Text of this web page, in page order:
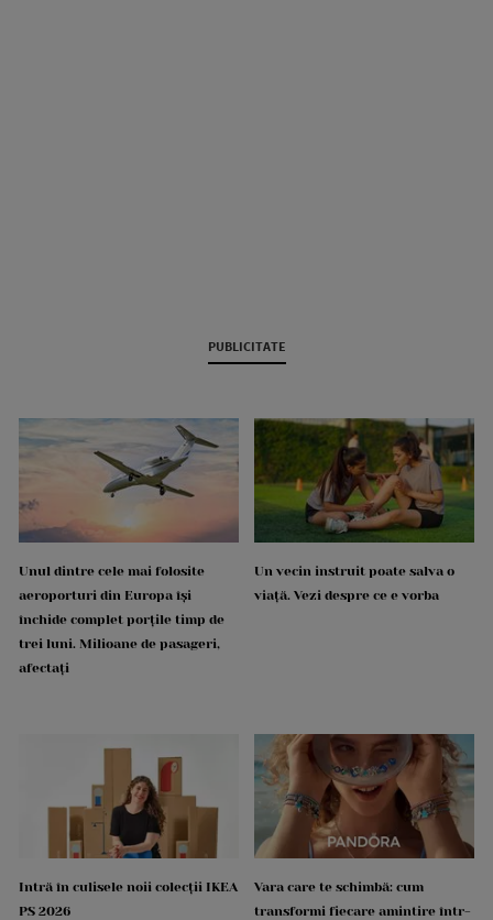
PUBLICITATE
Unul dintre cele mai folosite
aeroporturi din Europa își
închide complet porțile timp de
trei luni. Milioane de pasageri,
afectați
Un vecin instruit poate salva o
viață. Vezi despre ce e vorba
Intră în culisele noii colecții IKEA
PS 2026
Vara care te schimbă: cum
transformi fiecare amintire într-